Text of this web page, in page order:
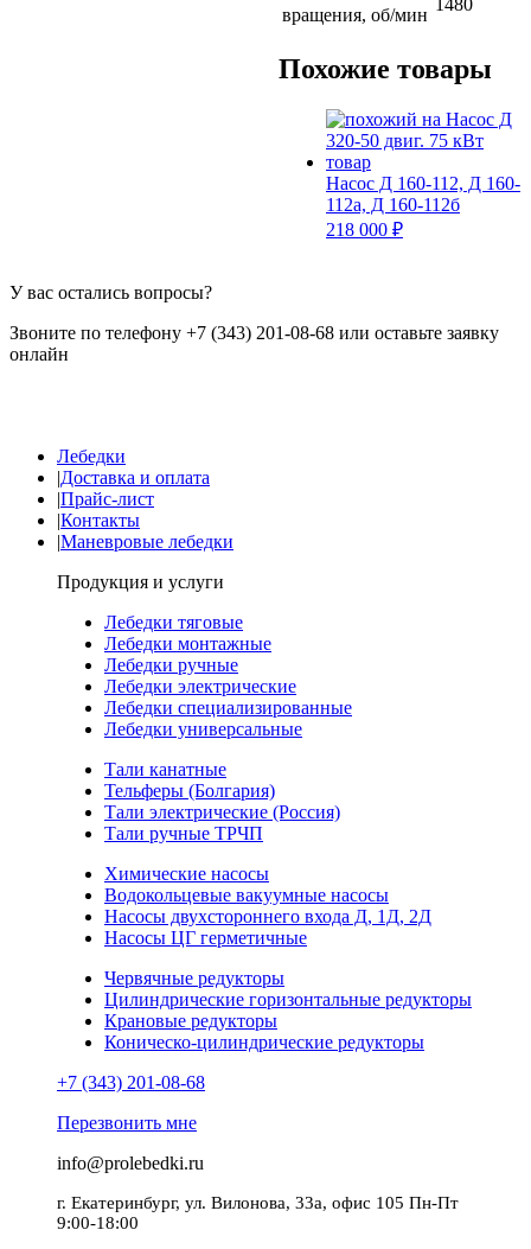
вращения, об/мин
Похожие товары
Насос Д 160-112, Д 160-
112а, Д 160-112б
218 000 ₽
У вас остались вопросы?
Звоните по телефону +7 (343) 201-08-68 или оставьте заявку
онлайн
Лебедки
|Доставка и оплата
|Прайс-лист
|Контакты
|Маневровые лебедки
Продукция и услуги
Лебедки тяговые
Лебедки монтажные
Лебедки ручные
Лебедки электрические
Лебедки специализированные
Лебедки универсальные
Тали канатные
Тельферы (Болгария)
Тали электрические (Россия)
Тали ручные ТРЧП
Химические насосы
Водокольцевые вакуумные насосы
Насосы двухстороннего входа Д, 1Д, 2Д
Насосы ЦГ герметичные
Червячные редукторы
Цилиндрические горизонтальные редукторы
Крановые редукторы
Коническо-цилиндрические редукторы
+7 (343) 201-08-68
Перезвонить мне
info@prolebedki.ru
г. Екатеринбург, ул. Вилонова, 33а, офис 105 Пн-Пт
9:00-18:00